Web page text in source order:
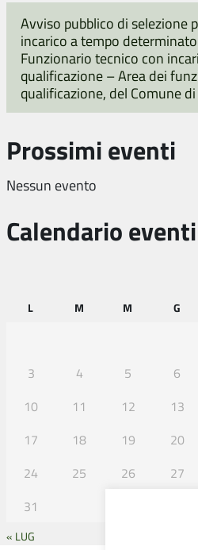
Avviso pubblico di selezione
incarico a tempo
Funzionario tecnico con
qualificazione – Area dei
qualificazione, del Comune
Prossimi eventi
Nessun evento
Calendario eventi
L M M G
3
4 5 6
10
11 12 13
17
18 19 20
24
25 26 27
31
« LUG